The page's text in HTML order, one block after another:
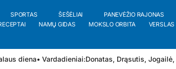
SPORTAS ŠEŠĖLIAI PANEVĖŽIO RAJONAS
NAMŲ GIDAS MOKSLO ORBITA VERSLAS
diena• Vardadieniai:Donatas, Drąsutis, Jogailė,